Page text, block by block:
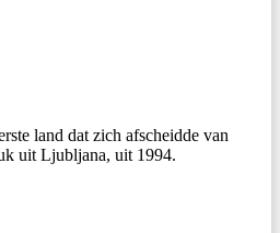
land dat zich afscheidde van
uit Ljubljana, uit 1994.